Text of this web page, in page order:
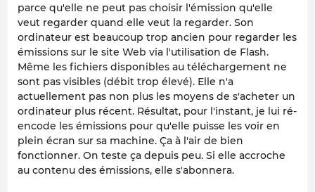
parce qu'elle ne peut pas choisir l'émission qu'elle
veut regarder quand elle veut la regarder. Son
ordinateur est beaucoup trop ancien pour regarder les
émissions sur le site Web via l'utilisation de Flash.
Même les fichiers disponibles au téléchargement ne
sont pas visibles (débit trop élevé). Elle n'a
actuellement pas non plus les moyens de s'acheter un
ordinateur plus récent. Résultat, pour l'instant, je lui ré-
encode les émissions pour qu'elle puisse les voir en
plein écran sur sa machine. Ça à l'air de bien
fonctionner. On teste ça depuis peu. Si elle accroche
au contenu des émissions, elle s'abonnera.